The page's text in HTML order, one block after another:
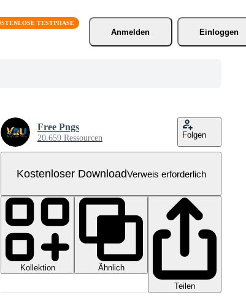
Anmelden
Einloggen
Free Pngs
20.659 Ressourcen Folgen
Kostenloser DownloadVerweis erforderlich
Kollektion
Ähnlich
Teilen